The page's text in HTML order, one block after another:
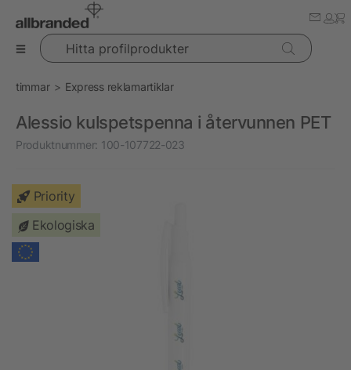
Hitta profilprodukter
timmar Express reklamartiklar
Alessio kulspetspenna i återvunnen PET
Produktnummer: 100-107722-023
Priority
Ekologiska